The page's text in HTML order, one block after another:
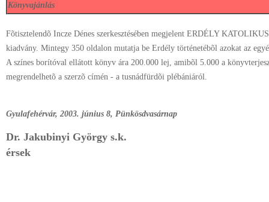
Könyvajánlás
Fõtisztelendõ Incze Dénes szerkesztésében megjelent ERDÉLY
kiadvány. Mintegy 350 oldalon mutatja be Erdély történetébõl azokat az
A színes borítóval ellátott könyv ára 200.000 lej, amibõl 5.000 a
megrendelhetõ a szerzõ címén - a tusnádfürdõi plébániáról.
Gyulafehérvár, 2003. június 8, Pünkösdvasárnap
Dr. Jakubinyi György s.k.
érsek